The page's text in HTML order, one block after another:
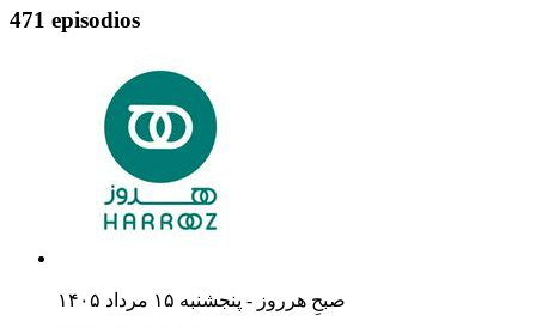
471 episodios
صبحِ هرروز - پنجشنبه ۱۵ مرداد ۱۴۰۵